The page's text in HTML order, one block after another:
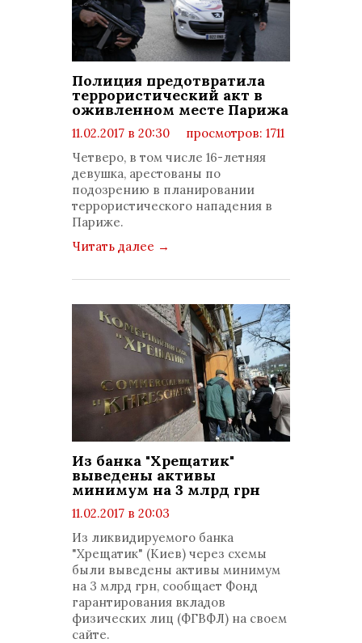
Полиция предотвратила
террористический акт в
оживленном месте Парижа
11.02.2017 в 20:30
просмотров: 1711
Четверо, в том числе 16-летняя
девушка, арестованы по
подозрению в планировании
террористического нападения в
Париже.
Читать далее →
Из банка "Хрещатик"
выведены активы
минимум на 3 млрд грн
11.02.2017 в 20:03
комментариев: 0
Из ликвидируемого банка
"Хрещатик" (Киев) через схемы
были выведены активы минимум
на 3 млрд грн, сообщает Фонд
гарантирования вкладов
физических лиц (ФГВФЛ) на своем
сайте.